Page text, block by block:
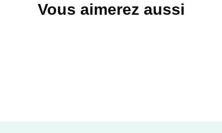
Vous aimerez aussi